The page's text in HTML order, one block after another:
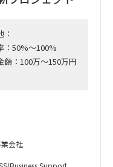
：
：50%～100%
額：100万～150万円
会社